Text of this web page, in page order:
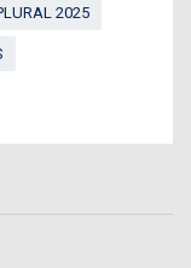
2025